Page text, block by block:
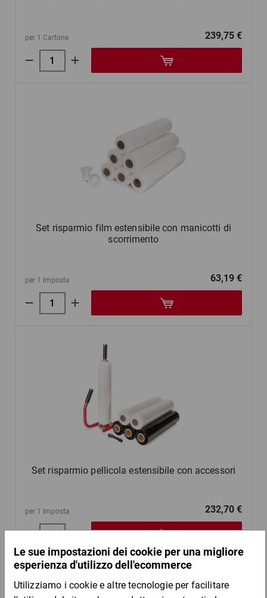
per 1 Cartone 239,75 €
Set risparmio film estensibile con manicotti di
scorrimento
per 1 Imposta 63,19 €
Set risparmio pellicola estensibile con accessori
per 1 Imposta 232,70 €